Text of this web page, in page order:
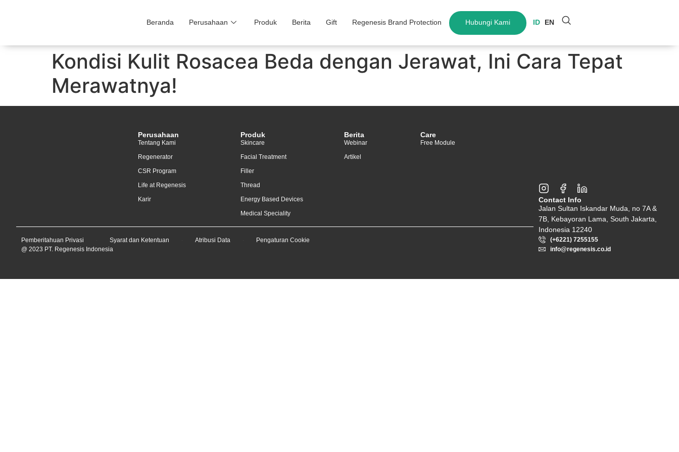
Beranda Perusahaan Produk Berita Gift Regenesis Brand Protection Hubungi Kami ID EN
Kondisi Kulit Rosacea Beda dengan Jerawat, Ini Cara Tepat
Merawatnya!
Perusahaan
Tentang Kami
Regenerator
CSR Program
Life at Regenesis
Karir
Produk
Skincare
Facial Treatment
Filler
Thread
Energy Based Devices
Medical Speciality
Berita
Webinar
Artikel
Care
Free Module
Pemberitahuan Privasi Syarat dan Ketentuan Atribusi Data
Pengaturan Cookie
@ 2023 PT. Regenesis Indonesia
Contact Info
Jalan Sultan Iskandar Muda, no 7A &
7B, Kebayoran Lama, South Jakarta,
Indonesia 12240
(+6221) 7255155
info@regenesis.co.id